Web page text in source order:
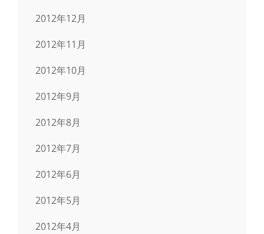
2012年12月
2012年11月
2012年10月
2012年9月
2012年8月
2012年7月
2012年6月
2012年5月
2012年4月